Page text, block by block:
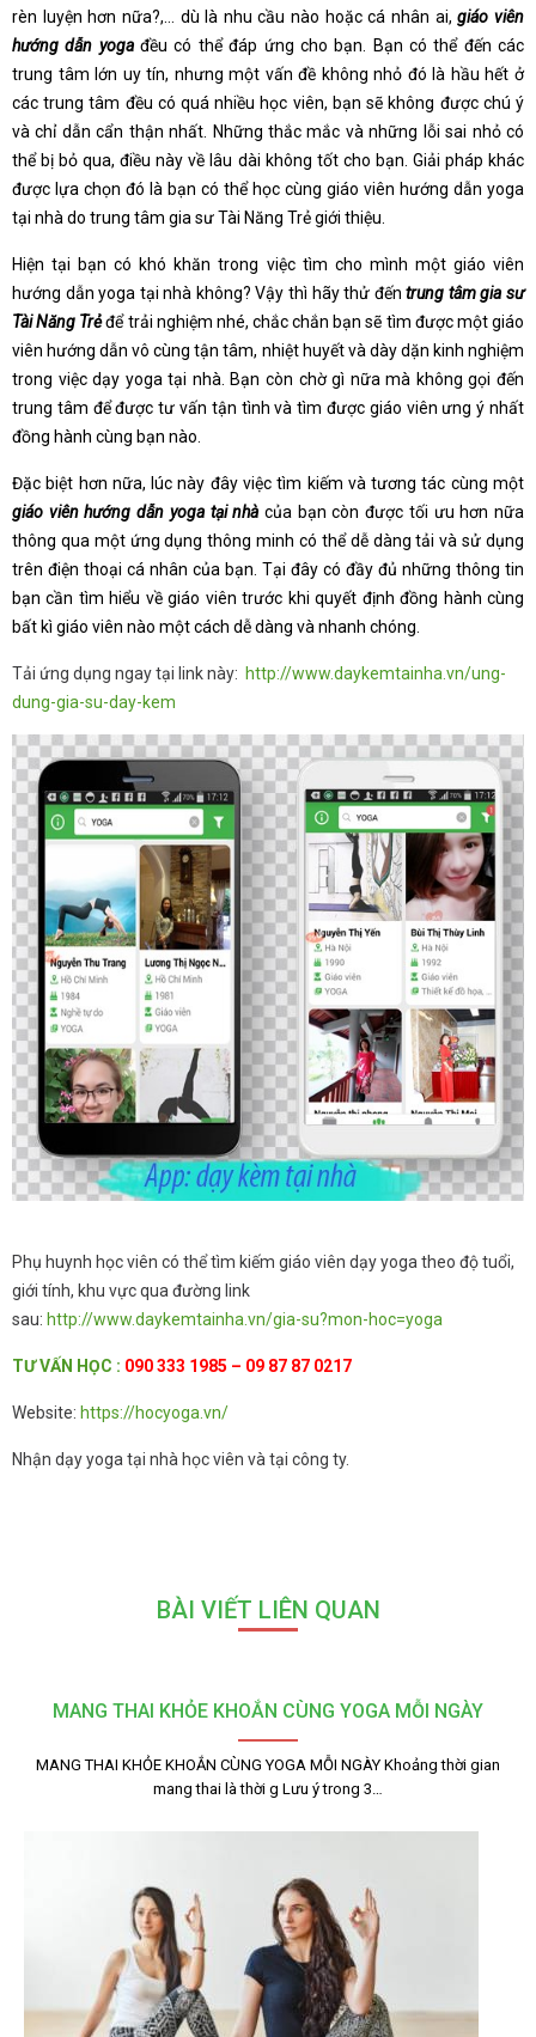
rèn luyện hơn nữa?,… dù là nhu cầu nào hoặc cá nhân ai,giáo viên
hướng dẫn yogađều có thể đáp ứng cho bạn. Bạn có thể đến các
trung tâm lớn uy tín, nhưng một vấn đề không nhỏ đó là hầu hết ở
các trung tâm đều có quá nhiều học viên, bạn sẽ không được chú ý
và chỉ dẫn cẩn thận nhất. Những thắc mắc và những lỗi sai nhỏ có
thể bị bỏ qua, điều này về lâu dài không tốt cho bạn. Giải pháp khác
được lựa chọn đó là bạn có thể học cùng giáo viên hướng dẫn yoga
tại nhà do trung tâm gia sư Tài Năng Trẻ giới thiệu.
Hiện tại bạn có khó khăn trong việc tìm cho mình một giáo viên
hướng dẫn yoga tại nhà không? Vậy thì hãy thử đếntrung tâm gia sư
Tài Năng Trẻđể trải nghiệm nhé, chắc chắn bạn sẽ tìm được một giáo
viên hướng dẫn vô cùng tận tâm, nhiệt huyết và dày dặn kinh nghiệm
trong việc dạy yoga tại nhà. Bạn còn chờ gì nữa mà không gọi đến
trung tâm để được tư vấn tận tình và tìm được giáo viên ưng ý nhất
đồng hành cùng bạn nào.
Đặc biệt hơn nữa, lúc này đây việc tìm kiếm và tương tác cùng một
giáo viên hướng dẫn yoga tại nhà của bạn còn được tối ưu hơn nữa
thông qua một ứng dụng thông minh có thể dễ dàng tải và sử dụng
trên điện thoại cá nhân của bạn. Tại đây có đầy đủ những thông tin
bạn cần tìm hiểu về giáo viên trước khi quyết định đồng hành cùng
bất kì giáo viên nào một cách dễ dàng và nhanh chóng.
Tải ứng dụng ngay tại link này: http://www.daykemtainha.vn/ung-
dung-gia-su-day-kem
Phụ huynh học viên có thể tìm kiếm giáo viên dạy yoga theo độ tuổi,
giới tính, khu vực qua đường link
sau: http://www.daykemtainha.vn/gia-su?mon-hoc=yoga
TƯVẤN HỌC : 090 333 1985 – 09 87 87 0217
Website: https://hocyoga.vn/
Nhận dạy yoga tại nhà học viên và tại công ty.
BÀI VIẾT LIÊN QUAN
MANG THAI KHỎE KHOẮN CÙNG YOGA MỖI NGÀY
MANG THAI KHỎE KHOẮN CÙNG YOGA MỖI NGÀY Khoảng thời gian
mang thai là thời g Lưu ý trong 3…